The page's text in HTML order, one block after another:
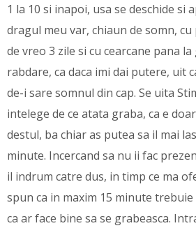
1 la 10 si inapoi, usa se deschide si
dragul meu var, chiaun de somn,
de vreo 3 zile si cu cearcane pana
rabdare, ca daca imi dai putere, uit
de-i sare somnul din cap. Se uita
intelege de ce atata graba, ca e
destul, ba chiar as putea sa il mai
minute. Incercand sa nu ii fac
il indrum catre dus, in timp ce ma
spun ca in maxim 15 minute trebuie
ca ar face bine sa se grabeasca.